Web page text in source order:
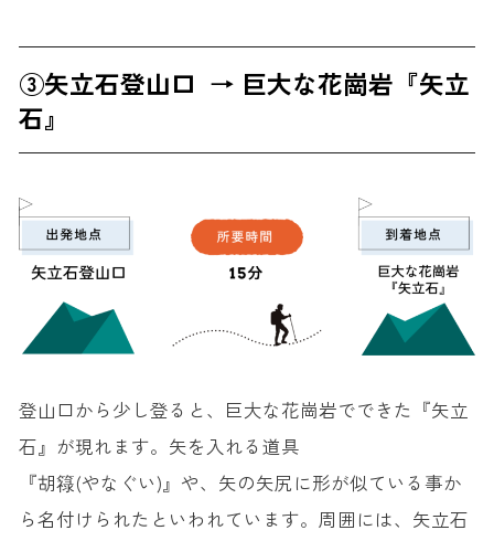
③矢立石登山口 → 巨大な花崗岩『矢立
石』
登山口から少し登ると、巨大な花崗岩でできた『矢立
石』が現れます。矢を入れる道具
『胡簶(やなぐい)』や、矢の矢尻に形が似ている事か
ら名付けられたといわれています。周囲には、矢立石